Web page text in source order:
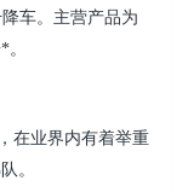
车。主营产品为
。
在业界内有着举重
。